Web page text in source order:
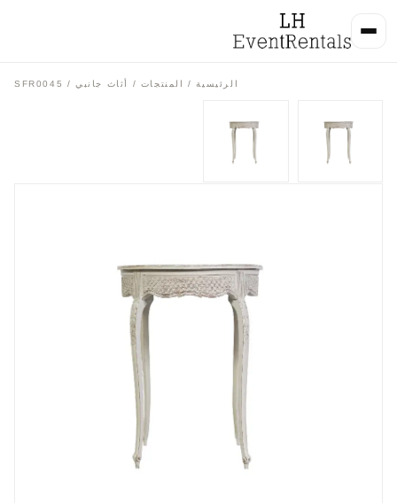
الرئيسية/ المنتجات / أثاث جانبي/ SFR0045